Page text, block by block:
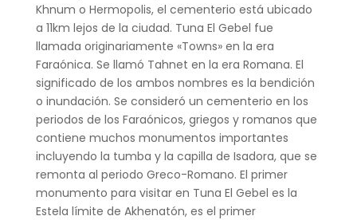
Khnum o Hermopolis, el cementerio está ubicado
a 11km lejos de la ciudad. Tuna El Gebel fue
llamada originariamente «Towns» en la era
Faraónica. Se llamó Tahnet en la era Romana. El
significado de los ambos nombres es la bendición
o inundación. Se consideró un cementerio en los
periodos de los Faraónicos, griegos y romanos que
contiene muchos monumentos importantes
incluyendo la tumba y la capilla de Isadora, que se
remonta al periodo Greco-Romano. El primer
monumento para visitar en Tuna El Gebel es la
Estela límite de Akhenatón, es el primer